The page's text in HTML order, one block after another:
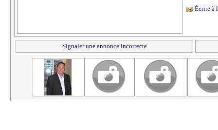
Écrire à
Signaler une annonce incorrecte